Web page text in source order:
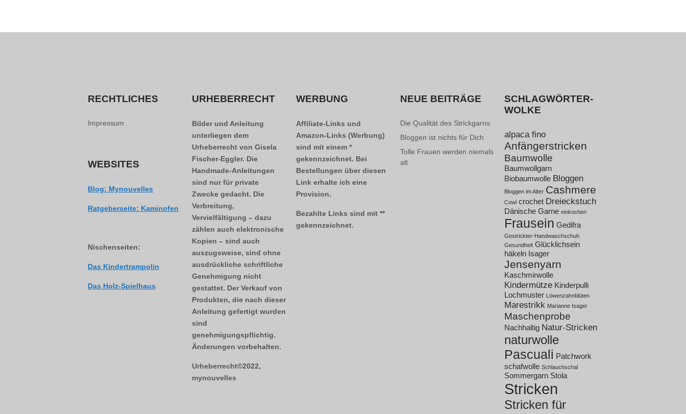
RECHTLICHES
Impressum
WEBSITES
Blog: Mynouvelles
Ratgeberseite: Kaminofen
Nischenseiten:
Das Kindertrampolin
Das Holz-Spielhaus
URHEBERRECHT
Bilder und Anleitung
unterliegen dem
Urheberrecht von Gisela
Fischer-Eggler. Die
Handmade-Anleitungen
sind nur für private
Zwecke gedacht. Die
Verbreitung,
Vervielfältigung – dazu
zählen auch elektronische
Kopien – sind auch
auszugsweise, sind ohne
ausdrückliche schriftliche
Genehmigung nicht
gestattet. Der Verkauf von
Produkten, die nach dieser
Anleitung gefertigt wurden
sind
genehmigungspflichtig.
Änderungen vorbehalten.
Urheberrecht©2022,
mynouvelles
WERBUNG
Affiliate-Links und
Amazon-Links (Werbung)
sind mit einem *
gekennzeichnet. Bei
Bestellungen über diesen
Link erhalte ich eine
Provision.
Bezahlte Links sind mit **
gekennzeichnet.
NEUE BEITRÄGE
Die Qualität des Strickgarns
Bloggen ist nichts für Dich
Tolle Frauen werden niemals
alt
SCHLAGWÖRTER-
WOLKE
alpaca fino
Anfängerstricken
Baumwolle
Baumwollgarn
Biobaumwolle Bloggen
Bloggen im Alter Cashmere
Cowl crochet Dreieckstuch
Dänische Garne einkochen
Frausein Gedifra
Gestrickter-Handwaschschuh
Gesundheit Glücklichsein
häkeln Isager
Jensenyarn
Kaschmirwolle
Kindermütze Kinderpulli
Lochmuster Löwenzahnblüten
Marestrikk Marianne Isager
Maschenprobe
Nachhaltig Natur-Stricken
naturwolle
Pascuali Patchwork
schafwolle Schlauchschal
Sommergarn Stola
Stricken
Stricken für